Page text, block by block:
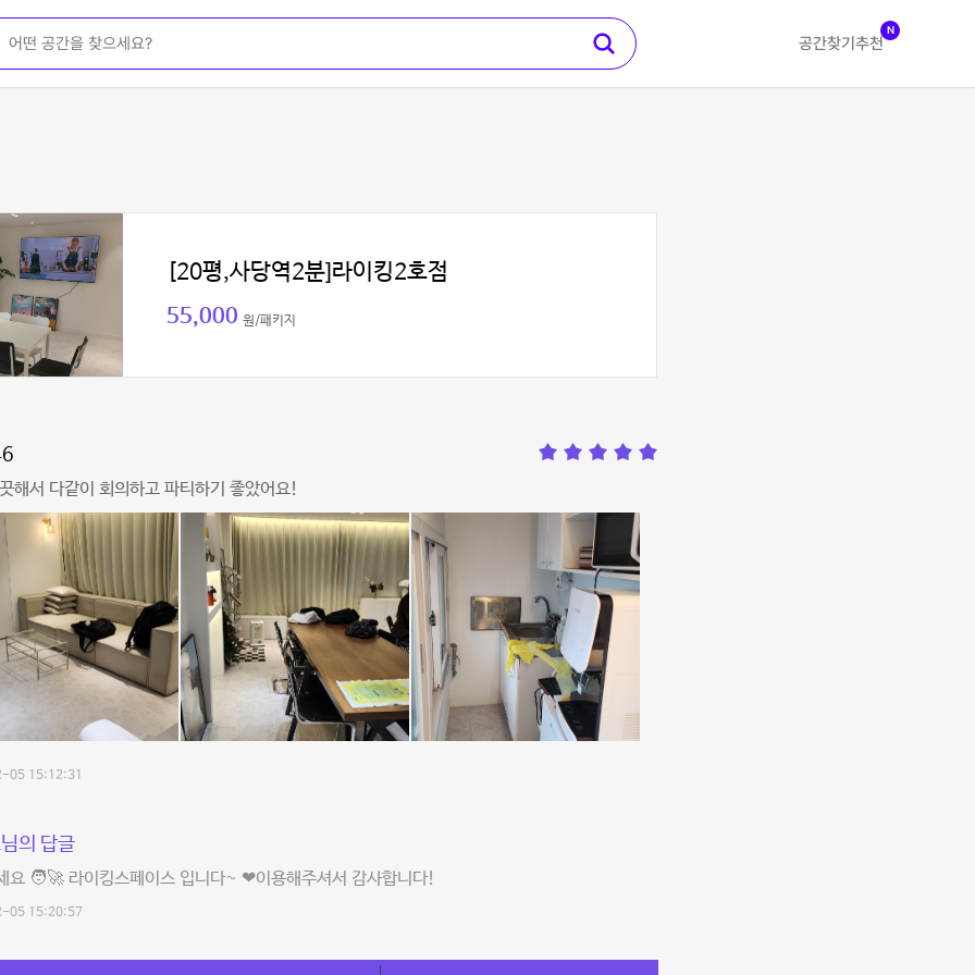
공간찾기 추천
N
[20평,사당역2분]라이킹2호점
55,000 원/패키지
해서 다같이 회의하고 파티하기 좋았어요!
05 15:12:31
의 답글
요 🧑‍🚀 라이킹스페이스 입니다~ ❤이용해주셔서 감사합니다!
05 15:20:57